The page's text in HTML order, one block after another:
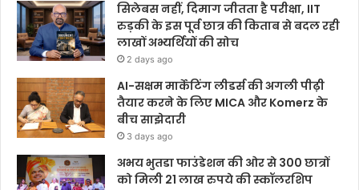
सिलेबस नहीं, दिमाग जीतता है परीक्षा, IIT
रुड़की के इस पूर्व छात्र की किताब से बदल रही
लाखों अभ्यर्थियों की सोच
2 days ago
AI-सक्षम मार्केटिंग लीडर्स की अगली पीढ़ी
तैयार करने के लिए MICA और Komerz के
बीच साझेदारी
3 days ago
अभय भुतडा फाउंडेशन की ओर से 300 छात्रों
को मिली 21 लाख रुपये की स्कॉलरशिप